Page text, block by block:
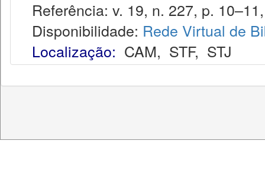
Referência: v. 19, n. 227, p.
Disponibilidade: Rede Virtual de
Localização: CAM, STF, STJ